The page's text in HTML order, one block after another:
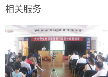
相关服务